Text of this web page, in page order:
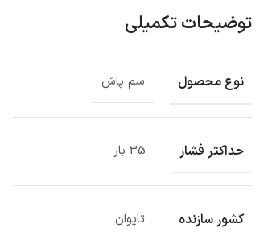
توضیحات تکمیلی
نوع محصول سم پاش
حداکثر فشار 35 بار
کشور سازنده تایوان